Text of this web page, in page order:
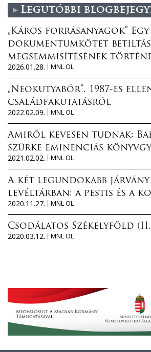
Legutóbbi
„Káros forrásanyagok” Egy
dokumentumkötet
megsemmisítésének
2026.01.28.
MNL OL
„Neokutyabőr”. 1987-es
családfakutatásról
2022.02.09.
MNL OL
Amiről kevesen tudnak:
szürke eminenciás
2021.02.02.
MNL OL
A két legundokabb járvány
levéltárban: a pestis és a
2020.11.27.
MNL OL
Csodálatos Székelyföld
2020.03.12.
MNL OL